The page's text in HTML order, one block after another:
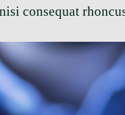
consequat